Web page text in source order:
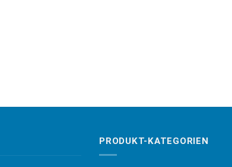
PRODUKT-KATEGORIEN